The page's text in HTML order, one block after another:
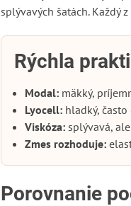
splývavých šatách. Každý
Rýchla
Modal:mäkký,
Lyocell:hladký, často
Viskóza:splývavá,
Zmes rozhoduje:
Porovnanie